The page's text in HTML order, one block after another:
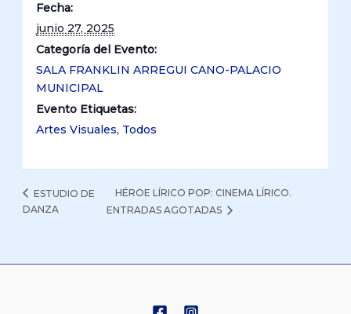
Fecha:
junio 27, 2025
Categoría del Evento:
SALA FRANKLIN ARREGUI CANO-PALACIO
MUNICIPAL
Evento Etiquetas:
Artes Visuales, Todos
ESTUDIO DE
DANZA
HÉROE LÍRICO POP: CINEMA LÍRICO.
ENTRADAS AGOTADAS